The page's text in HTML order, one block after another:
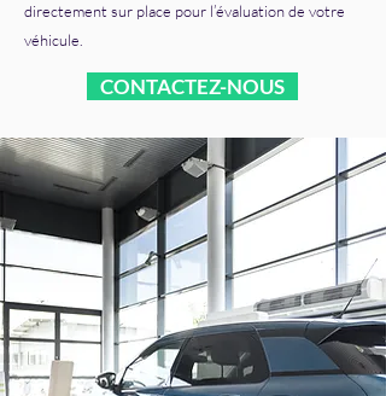
directement sur place pour l’évaluation de votre
véhicule.
CONTACTEZ-NOUS